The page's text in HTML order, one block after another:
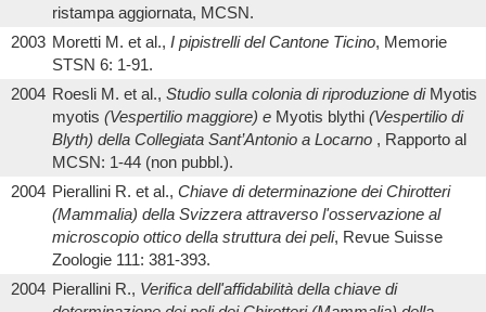
ristampa aggiornata, MCSN.
2003 Moretti M. et al., I pipistrelli del Cantone Ticino, Memorie
STSN 6: 1-91.
2004 Roesli M. et al., Studio sulla colonia di riproduzione di Myotis
myotis (Vespertilio maggiore) e Myotis blythi (Vespertilio di
Blyth) della Collegiata Sant’Antonio a Locarno , Rapporto al
MCSN: 1-44 (non pubbl.).
2004 Pierallini R. et al., Chiave di determinazione dei Chirotteri
(Mammalia) della Svizzera attraverso l'osservazione al
microscopio ottico della struttura dei peli, Revue Suisse
Zoologie 111: 381-393.
2004 Pierallini R., Verifica dell'affidabilità della chiave di